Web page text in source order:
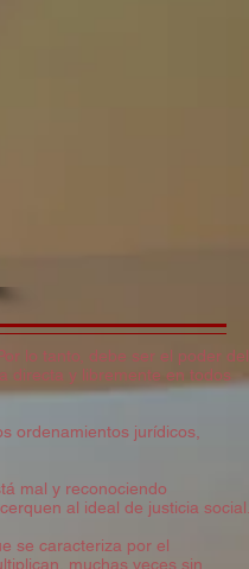
lo tanto, debe ser el poder del
directa y libremente en todos
ordenamientos jurídicos,
mal y reconociendo
al ideal de justicia social.
se caracteriza por el
muchas veces sin